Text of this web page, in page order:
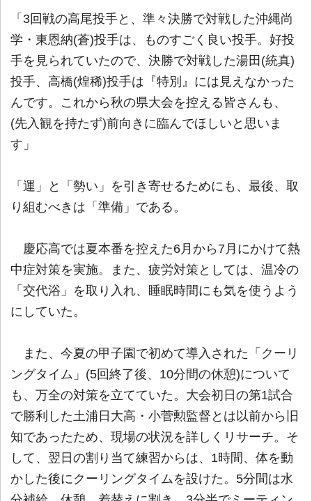
「3回戦の高尾投手と、準々決勝で対戦した沖縄尚
学・東恩納(蒼)投手は、ものすごく良い投手。好投
手を見られていたので、決勝で対戦した湯田(統真)
投手、高橋(煌稀)投手は『特別』には見えなかった
んです。これから秋の県大会を控える皆さんも、
(先入観を持たず)前向きに臨んでほしいと思いま
す」
「運」と「勢い」を引き寄せるためにも、最後、取
り組むべきは「準備」である。
慶応高では夏本番を控えた6月から7月にかけて熱
中症対策を実施。また、疲労対策としては、温冷の
「交代浴」を取り入れ、睡眠時間にも気を使うよう
にしていた。
また、今夏の甲子園で初めて導入された「クーリ
ングタイム」(5回終了後、10分間の休憩)について
も、万全の対策を立てていた。大会初日の第1試合
で勝利した土浦日大高・小菅勲監督とは以前から旧
知であったため、現場の状況を詳しくリサーチ。そ
して、翌日の割り当て練習からは、1時間、体を動
かした後にクーリングタイムを設けた。5分間は水